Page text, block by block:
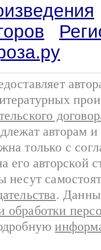
авторам
только с
его авторской
несут
.
обработки